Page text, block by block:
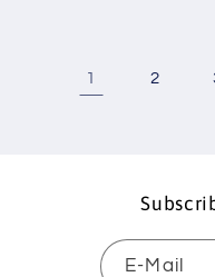
1 2
E-Mail